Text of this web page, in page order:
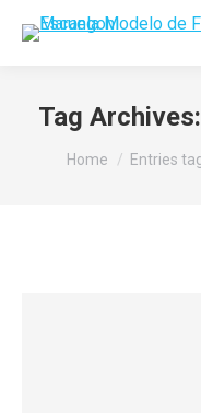
Tag Archives:
You are here:
Home Entries